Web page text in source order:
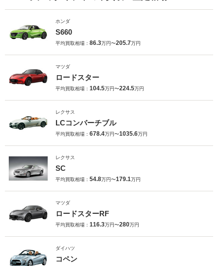
ホンダ
S660
平均買取相場： 86.3万円〜205.7万円
マツダ
ロードスター
平均買取相場： 104.5万円〜224.5万円
レクサス
LCコンバーチブル
平均買取相場： 678.4万円〜1035.6万円
レクサス
SC
平均買取相場： 54.8万円〜179.1万円
マツダ
ロードスターRF
平均買取相場： 116.3万円〜280万円
ダイハツ
コペン